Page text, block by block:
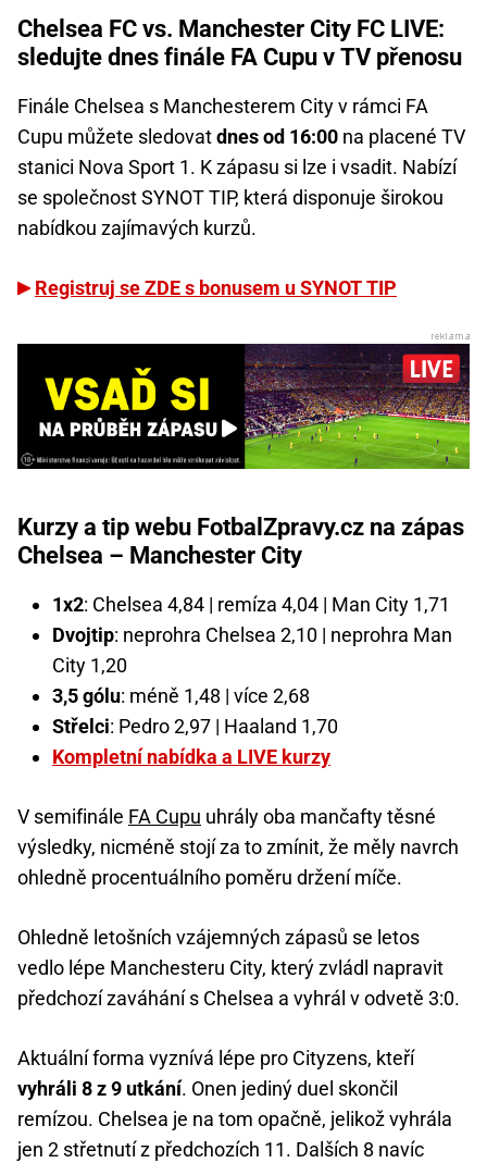
Chelsea FC vs. Manchester City FC LIVE:
sledujte dnes finále FA Cupu v TV přenosu
Finále Chelsea s Manchesterem City v rámci FA
Cupu můžete sledovatdnes od 16:00 na placené TV
stanici Nova Sport 1. K zápasu si lze i vsadit. Nabízí
se společnost SYNOT TIP, která disponuje širokou
nabídkou zajímavých kurzů.
Registruj se ZDE s bonusem u SYNOT TIP
Kurzy a tip webu FotbalZpravy.cz na zápas
Chelsea – Manchester City
1x2: Chelsea 4,84 | remíza 4,04 | Man City 1,71
Dvojtip: neprohra Chelsea 2,10 | neprohra Man
City 1,20
3,5 gólu: méně 1,48 | více 2,68
Střelci: Pedro 2,97 | Haaland 1,70
Kompletní nabídka a LIVE kurzy
V semifinále FA Cupu uhrály oba mančafty těsné
výsledky, nicméně stojí za to zmínit, že měly navrch
ohledně procentuálního poměru držení míče.
Ohledně letošních vzájemných zápasů se letos
vedlo lépe Manchesteru City, který zvládl napravit
předchozí zaváhání s Chelsea a vyhrál v odvetě 3:0.
Aktuální forma vyznívá lépe pro Cityzens, kteří
vyhráli 8 z 9 utkání. Onen jediný duel skončil
remízou. Chelsea je na tom opačně, jelikož vyhrála
jen 2 střetnutí z předchozích 11. Dalších 8 navíc